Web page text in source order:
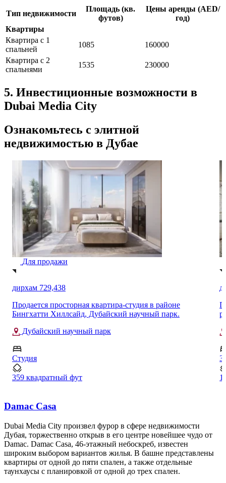
Тип недвижимости
Площадь (кв.
футов)
Цены аренды (AED/
год)
Квартиры
Квартира с 1
спальней
1085
160000
Квартира с 2
спальнями
1535 230000
5. Инвестиционные возможности в
Dubai Media City
Ознакомьтесь с элитной
недвижимостью в Дубае
Для продажи
дирхам 4,109,888
Продается просторная роскошная 3-комнатная квартира в
районе Альберо, Дубай Крик Харбор.
Дубай-Крик-Харбор
3
1848 квадратный фут
в
3
Damac Casa
Dubai Media City произвел фурор в сфере недвижимости
Дубая, торжественно открыв в его центре новейшее чудо от
Damac. Damac Casa, 46-этажный небоскреб, известен
широким выбором вариантов жилья. В башне представлены
квартиры от одной до пяти спален, а также отдельные
таунхаусы с планировкой от одной до трех спален.